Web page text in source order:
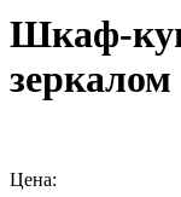
Шкаф-
зеркалом
Цена: